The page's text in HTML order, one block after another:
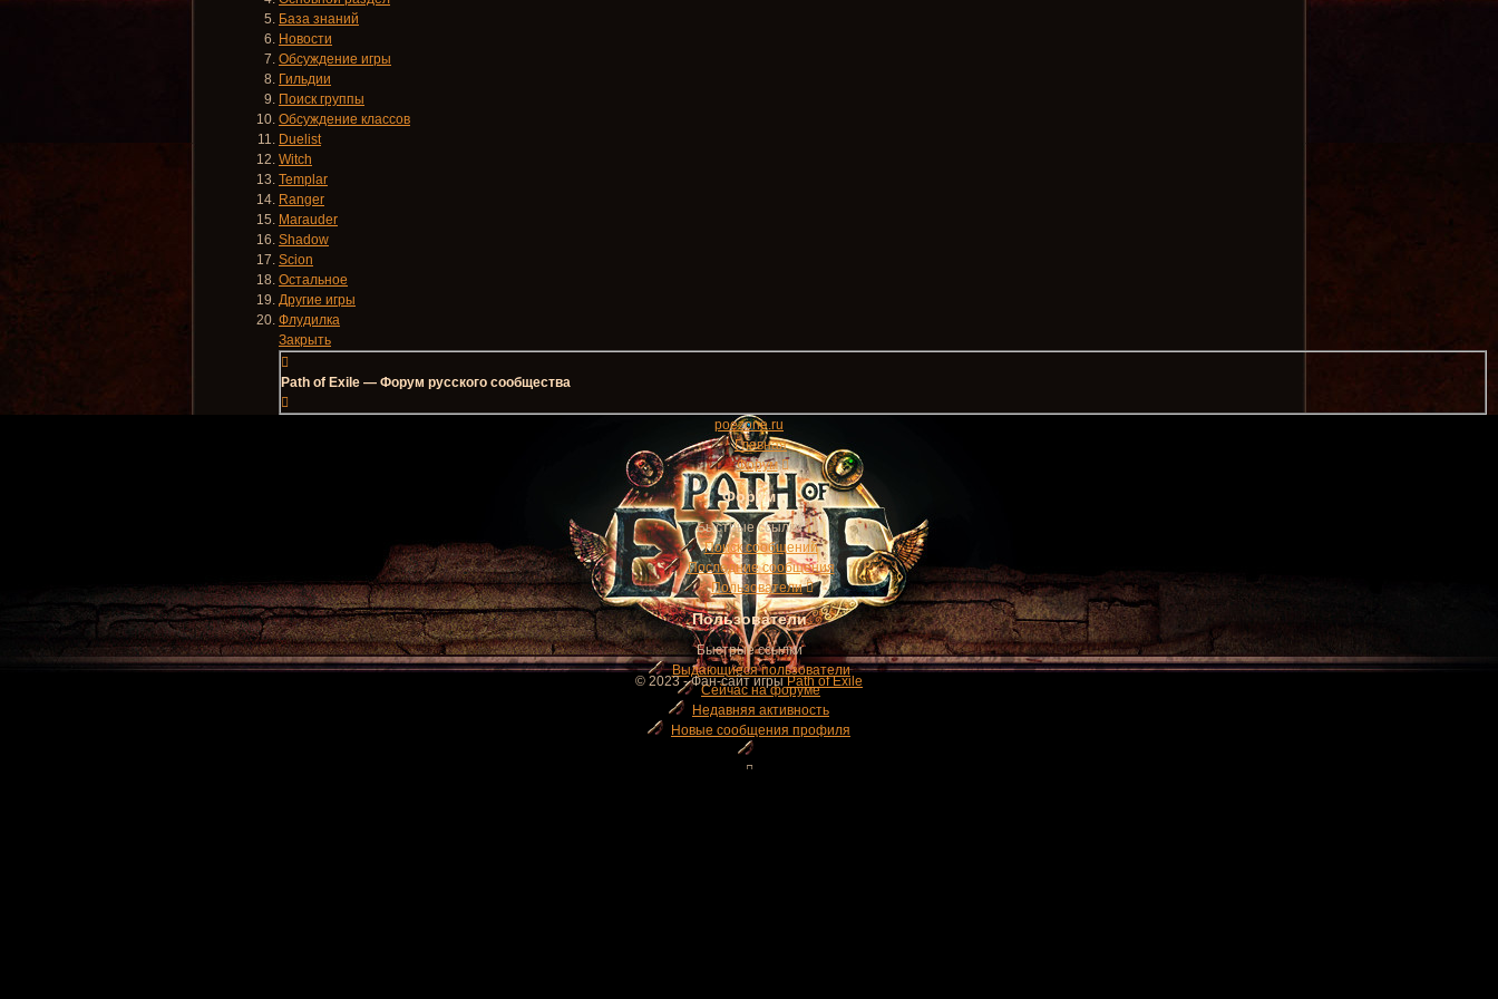
База знаний
Новости
Обсуждение игры
Гильдии
Поиск группы
Обсуждение классов
Duelist
Witch
Templar
Ranger
Marauder
Shadow
Scion
Остальное
Другие игры
Флудилка
Закрыть
Path of Exile — Форум русского сообщества
poezone.ru
Главная
Форум
Форум
Быстрые ссылки
Поиск сообщений
Последние сообщения
Пользователи
Пользователи
Быстрые ссылки
Выдающиеся пользователи
Сейчас на форуме
Недавняя активность
Новые сообщения профиля
© 2023 - Фан-сайт игрыPath of Exile